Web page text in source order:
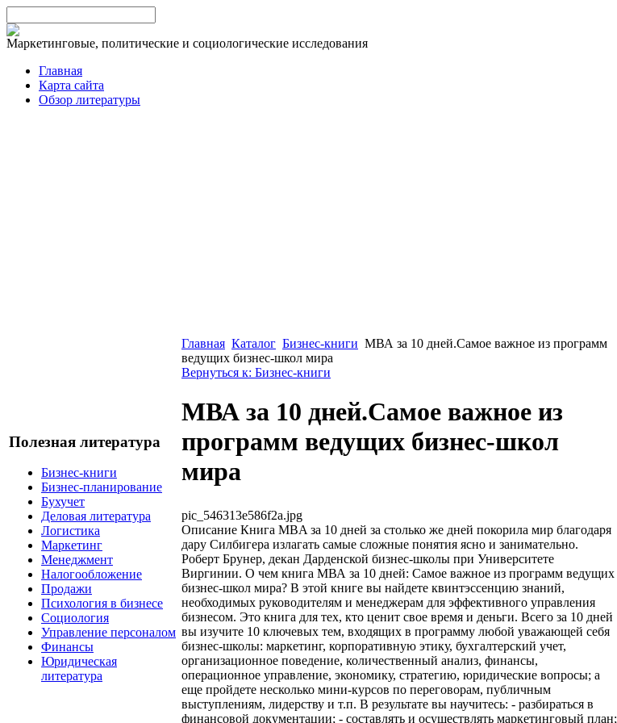
Маркетинговые, политические и социологические исследования
Главная
Карта сайта
Обзор литературы
Полезная литература
Бизнес-книги
Бизнес-планирование
Бухучет
Деловая литература
Логистика
Маркетинг
Менеджмент
Налогообложение
Продажи
Психология в бизнесе
Социология
Управление персоналом
Финансы
Юридическая
литература
Главная Каталог Бизнес-книги МВА за 10 дней.Самое важное из программ
ведущих бизнес-школ мира
Вернуться к: Бизнес-книги
МВА за 10 дней.Самое важное из
программ ведущих бизнес-школ
мира
pic_546313e586f2a.jpg
Описание Книга MBA за 10 дней за столько же дней покорила мир благодаря
дару Силбигера излагать самые сложные понятия ясно и занимательно.
Роберт Брунер, декан Дарденской бизнес-школы при Университете
Виргинии. О чем книга МВА за 10 дней: Самое важное из программ ведущих
бизнес-школ мира? В этой книге вы найдете квинтэссенцию знаний,
необходимых руководителям и менеджерам для эффективного управления
бизнесом. Это книга для тех, кто ценит свое время и деньги. Всего за 10 дней
вы изучите 10 ключевых тем, входящих в программу любой уважающей себя
бизнес-школы: маркетинг, корпоративную этику, бухгалтерский учет,
организационное поведение, количественный анализ, финансы,
операционное управление, экономику, стратегию, юридические вопросы; а
еще пройдете несколько мини-курсов по переговорам, публичным
выступлениям, лидерству и т.п. В результате вы научитесь: - разбираться в
финансовой документации; - составлять и осуществлять маркетинговый план;